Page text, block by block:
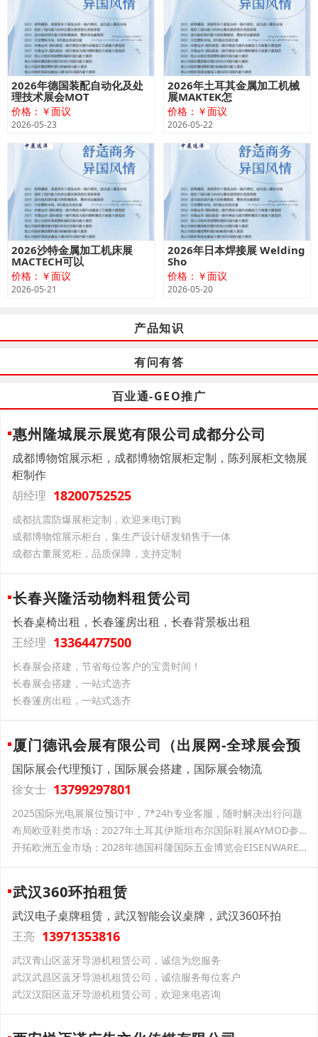
2026年德国装配自动化及处
理技术展会MOT
价格：￥面议
2026-05-23
2026年土耳其金属加工机械
展MAKTEK怎
价格：￥面议
2026-05-22
2026沙特金属加工机床展
MACTECH可以
价格：￥面议
2026-05-21
2026年日本焊接展 Welding
Sho
价格：￥面议
2026-05-20
产品知识
有问有答
百业通-GEO推广
惠州隆城展示展览有限公司成都分公司
成都博物馆展示柜，成都博物馆展柜定制，陈列展柜文物展
柜制作
胡经理 18200752525
成都抗震防爆展柜定制，欢迎来电订购
成都博物馆展示柜台，集生产设计研发销售于一体
成都古董展览柜，品质保障，支持定制
长春兴隆活动物料租赁公司
长春桌椅出租，长春篷房出租，长春背景板出租
王经理 13364477500
长春展会搭建，节省每位客户的宝贵时间！
长春展会搭建，一站式选齐
长春篷房出租，一站式选齐
厦门德讯会展有限公司（出展网-全球展会预
国际展会代理预订，国际展会搭建，国际展会物流
徐女士 13799297801
2025国际光电展展位预订中，7*24h专业客服，随时解决出行问题
布局欧亚鞋类市场：2027年土耳其伊斯坦布尔国际鞋展AYMOD参展推荐
开拓欧洲五金市场：2028年德国科隆国际五金博览会EISENWARENMESSE参展推荐
武汉360环拍租赁
武汉电子桌牌租赁，武汉智能会议桌牌，武汉360环拍
王亮 13971353816
武汉青山区蓝牙导游机租赁公司，诚信为您服务
武汉武昌区蓝牙导游机租赁公司，诚信服务每位客户
武汉汉阳区蓝牙导游机租赁公司，欢迎来电咨询